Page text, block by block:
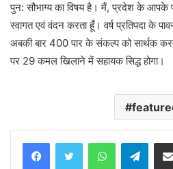
पुन: सौभाग्य का विषय है। मैं, प्रदेश के आपके
स्वागत एवं वंदन करता हूँ। वर्ष प्रतिपदा के
अबकी बार 400 पार के संकल्प को सार्थक
पर 29 कमल खिलाने में सहायक सिद्ध होगा।
WhatsApp